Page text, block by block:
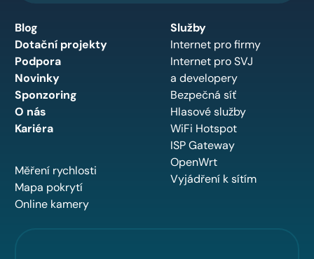
Blog
Dotační projekty
Podpora
Novinky
Sponzoring
O nás
Kariéra
Měření rychlosti
Mapa pokrytí
Online kamery
Služby
Internet pro firmy
Internet pro SVJ
a developery
Bezpečná síť
Hlasové služby
WiFi Hotspot
ISP Gateway
OpenWrt
Vyjádření k sítím